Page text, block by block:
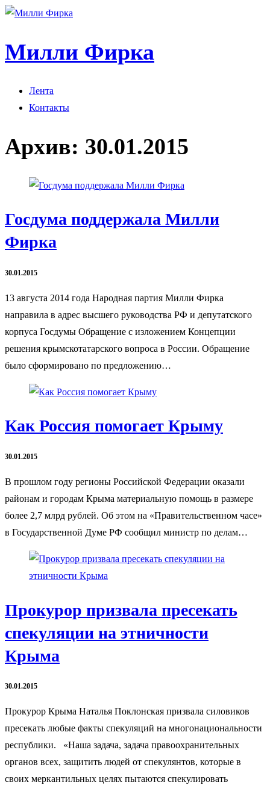
Милли Фирка
Лента
Контакты
Архив: 30.01.2015
Госдума поддержала Милли
Фирка
30.01.2015
13 августа 2014 года Народная партия Милли Фирка
направила в адрес высшего руководства РФ и депутатского
корпуса Госдумы Обращение с изложением Концепции
решения крымскотатарского вопроса в России. Обращение
было сформировано по предложению…
Как Россия помогает Крыму
30.01.2015
В прошлом году регионы Российской Федерации оказали
районам и городам Крыма материальную помощь в размере
более 2,7 млрд рублей. Об этом на «Правительственном часе»
в Государственной Думе РФ сообщил министр по делам…
Прокурор призвала пресекать
спекуляции на этничности
Крыма
30.01.2015
Прокурор Крыма Наталья Поклонская призвала силовиков
пресекать любые факты спекуляций на многонациональности
республики. «Наша задача, задача правоохранительных
органов всех, защитить людей от спекулянтов, которые в
своих меркантильных целях пытаются спекулировать